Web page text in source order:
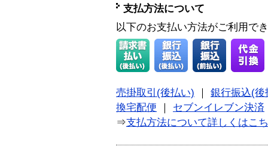
支払方法について
以下のお支払い方法がご利用で
売掛取引(後払い)
銀行振込(後
換宅配便
セブンイレブン決済
⇒支払方法について詳しくはこ